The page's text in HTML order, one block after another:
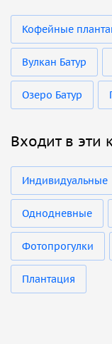
Кофейные
Вулкан Батур
Озеро Батур
Входит в эти
Индивидуальные
Однодневные
Фотопрогулки
Плантация